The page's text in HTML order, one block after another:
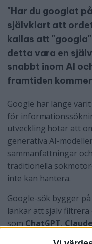
"Har du googlat
självklart att
kallas att
detta vara en
snabbt inom AI
framtiden
Google har länge
för
utveckling hotar att
generativa AI-
sammanfattningar
traditionella
inte kan hantera.
Google-sök bygger
länkar att själv filtrera
som ChatGPT, Claude